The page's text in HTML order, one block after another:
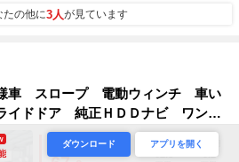
たの他に3人が見ています
車 スロープ 電動ウィンチ 車い
イドドア 純正ＨＤＤナビ ワンセ
キーレス オートライト 福祉車
支払総額(税込) 本体価格 諸費用
ダウンロード アプリを開く